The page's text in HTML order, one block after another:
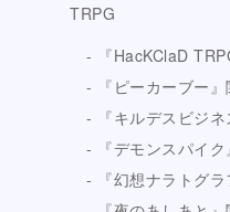
TRPG
『HacKClaD
『ピーカーブー
『キルデスビジ
『デモンスパイ
『幻想ナラトグ